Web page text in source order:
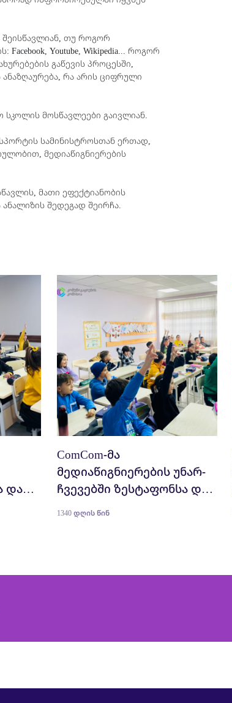
შეისწავლიან, თუ როგორ
Youtube, Wikipedia... როგორ
გაწევის პროცესში,
რა არის ციფრული
სკოლის მოსწავლეები გაივლიან.
სამინისტროსთან ერთად,
მედიაწიგნიერების
მათი ეფექტიანობის
შედეგად შეირჩა.
და
ComCom-მა
მედიაწიგნიერების უნარ-
ჩვევებში ზესტაფონსა და
1340 დღის წინ